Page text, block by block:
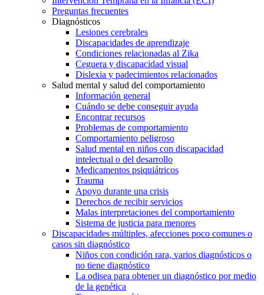
Preguntas frecuentes
Diagnósticos
Lesiones cerebrales
Discapacidades de aprendizaje
Condiciones relacionadas al Zika
Ceguera y discapacidad visual
Dislexia y padecimientos relacionados
Salud mental y salud del comportamiento
Información general
Cuándo se debe conseguir ayuda
Encontrar recursos
Problemas de comportamiento
Comportamiento peligroso
Salud mental en niños con discapacidad
intelectual o del desarrollo
Medicamentos psiquiátricos
Trauma
Apoyo durante una crisis
Derechos de recibir servicios
Malas interpretaciones del comportamiento
Sistema de justicia para menores
Discapacidades múltiples, afecciones poco comunes o
casos sin diagnóstico
Niños con condición rara, varios diagnósticos o
no tiene diagnóstico
La odisea para obtener un diagnóstico por medio
de la genética